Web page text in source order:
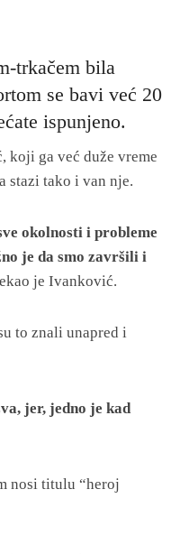
trkačem bila
se bavi već 20
ispunjeno.
koji ga već duže vreme
stazi tako i van nje.
okolnosti i probleme
je da smo završili i
je Ivanković.
to znali unapred i
jer, jedno je kad
nosi titulu “heroj